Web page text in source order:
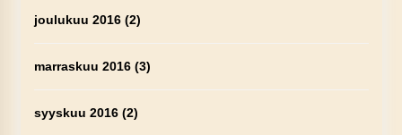
joulukuu 2016(2)
marraskuu 2016(3)
syyskuu 2016(2)